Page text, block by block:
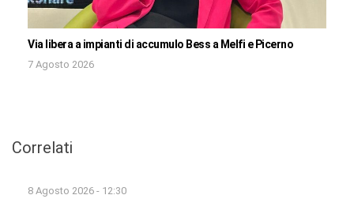
Via libera a impianti di accumulo Bess a Melfi e Picerno
7 Agosto 2026
Correlati
8 Agosto 2026 - 12:30